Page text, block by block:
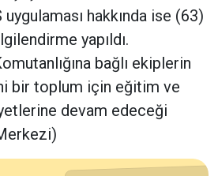
hakkında ise (63)
yapıldı.
bağlı ekiplerin
bir toplum için eğitim ve
devam edeceği